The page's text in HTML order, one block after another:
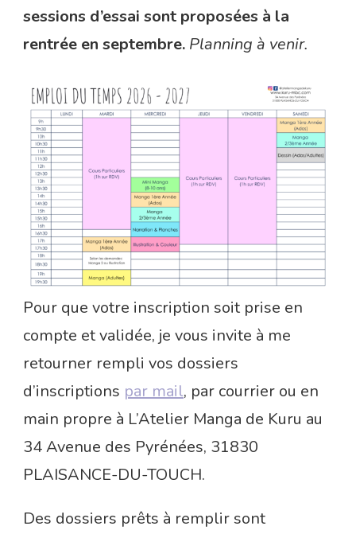
sessions d’essai sont proposées à la
rentrée en septembre. Planning à venir.
Pour que votre inscription soit prise en
compte et validée, je vous invite à me
retourner rempli vos dossiers
d’inscriptions par mail, par courrier ou en
main propre à L’Atelier Manga de Kuru au
34 Avenue des Pyrénées, 31830
PLAISANCE-DU-TOUCH.
Des dossiers prêts à remplir sont